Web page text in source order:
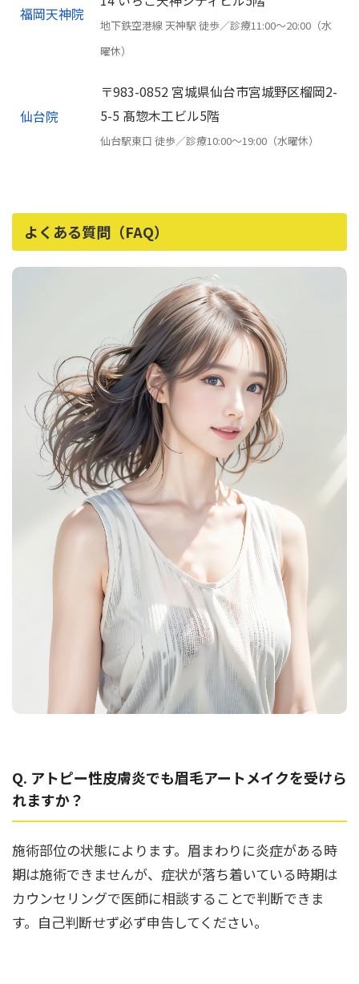
福岡天神院
地下鉄空港線 天神駅 徒歩／診療11:00〜20:00（水
曜休）
仙台院
〒983-0852 宮城県仙台市宮城野区榴岡2-
5-5 髙惣木工ビル5階
仙台駅東口 徒歩／診療10:00〜19:00（水曜休）
よくある質問（FAQ）
Q. アトピー性皮膚炎でも眉毛アートメイクを受けら
れますか？
施術部位の状態によります。眉まわりに炎症がある時
期は施術できませんが、症状が落ち着いている時期は
カウンセリングで医師に相談することで判断できま
す。自己判断せず必ず申告してください。